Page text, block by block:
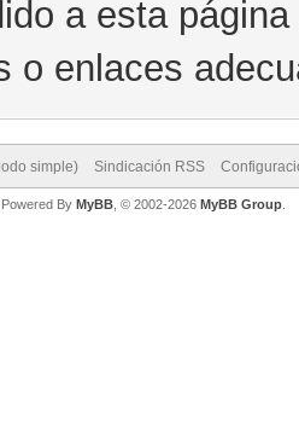
a esta
o enlaces
simple) Sindicación RSS
Powered By MyBB , © 2002-2026 MyBB Group